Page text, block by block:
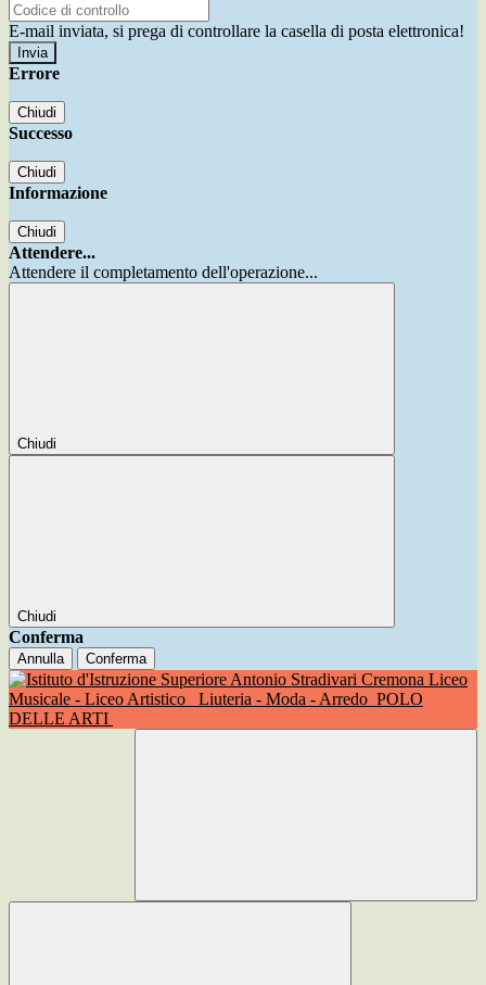
E-mail inviata, si prega di controllare la casella di posta elettronica!
Errore
Chiudi
Successo
Chiudi
Informazione
Chiudi
Attendere...
Attendere il completamento dell'operazione...
Chiudi
Chiudi
Conferma
Annulla Conferma
Liceo
Musicale - Liceo Artistico
Liuteria - Moda - Arredo POLO
DELLE ARTI